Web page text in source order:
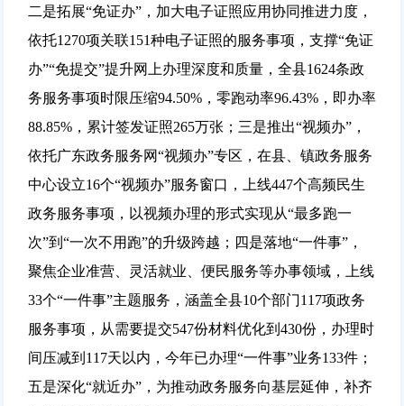
二是拓展“免证办”，加大电子证照应用协同推进力度，
依托1270项关联151种电子证照的服务事项，支撑“免证
办”“免提交”提升网上办理深度和质量，全县1624条政
务服务事项时限压缩94.50%，零跑动率96.43%，即办率
88.85%，累计签发证照265万张；三是推出“视频办”，
依托广东政务服务网“视频办”专区，在县、镇政务服务
中心设立16个“视频办”服务窗口，上线447个高频民生
政务服务事项，以视频办理的形式实现从“最多跑一
次”到“一次不用跑”的升级跨越；四是落地“一件事”，
聚焦企业准营、灵活就业、便民服务等办事领域，上线
33个“一件事”主题服务，涵盖全县10个部门117项政务
服务事项，从需要提交547份材料优化到430份，办理时
间压减到117天以内，今年已办理“一件事”业务133件；
五是深化“就近办”，为推动政务服务向基层延伸，补齐